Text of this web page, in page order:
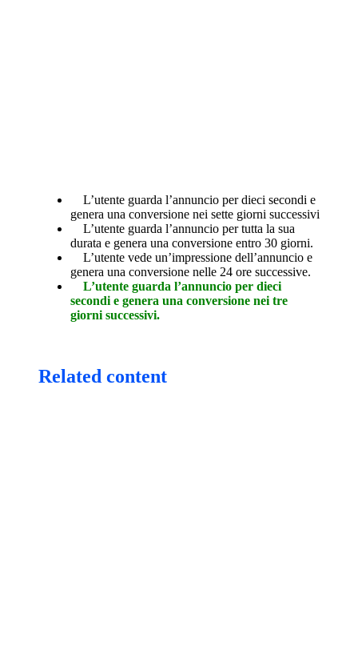
L’utente guarda l’annuncio per dieci secondi e
genera una conversione nei sette giorni successivi
L’utente guarda l’annuncio per tutta la sua
durata e genera una conversione entro 30 giorni.
L’utente vede un’impressione dell’annuncio e
genera una conversione nelle 24 ore successive.
L’utente guarda l’annuncio per dieci
secondi e genera una conversione nei tre
giorni successivi.
Related content